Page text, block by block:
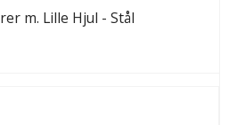
m. Lille Hjul - Stål